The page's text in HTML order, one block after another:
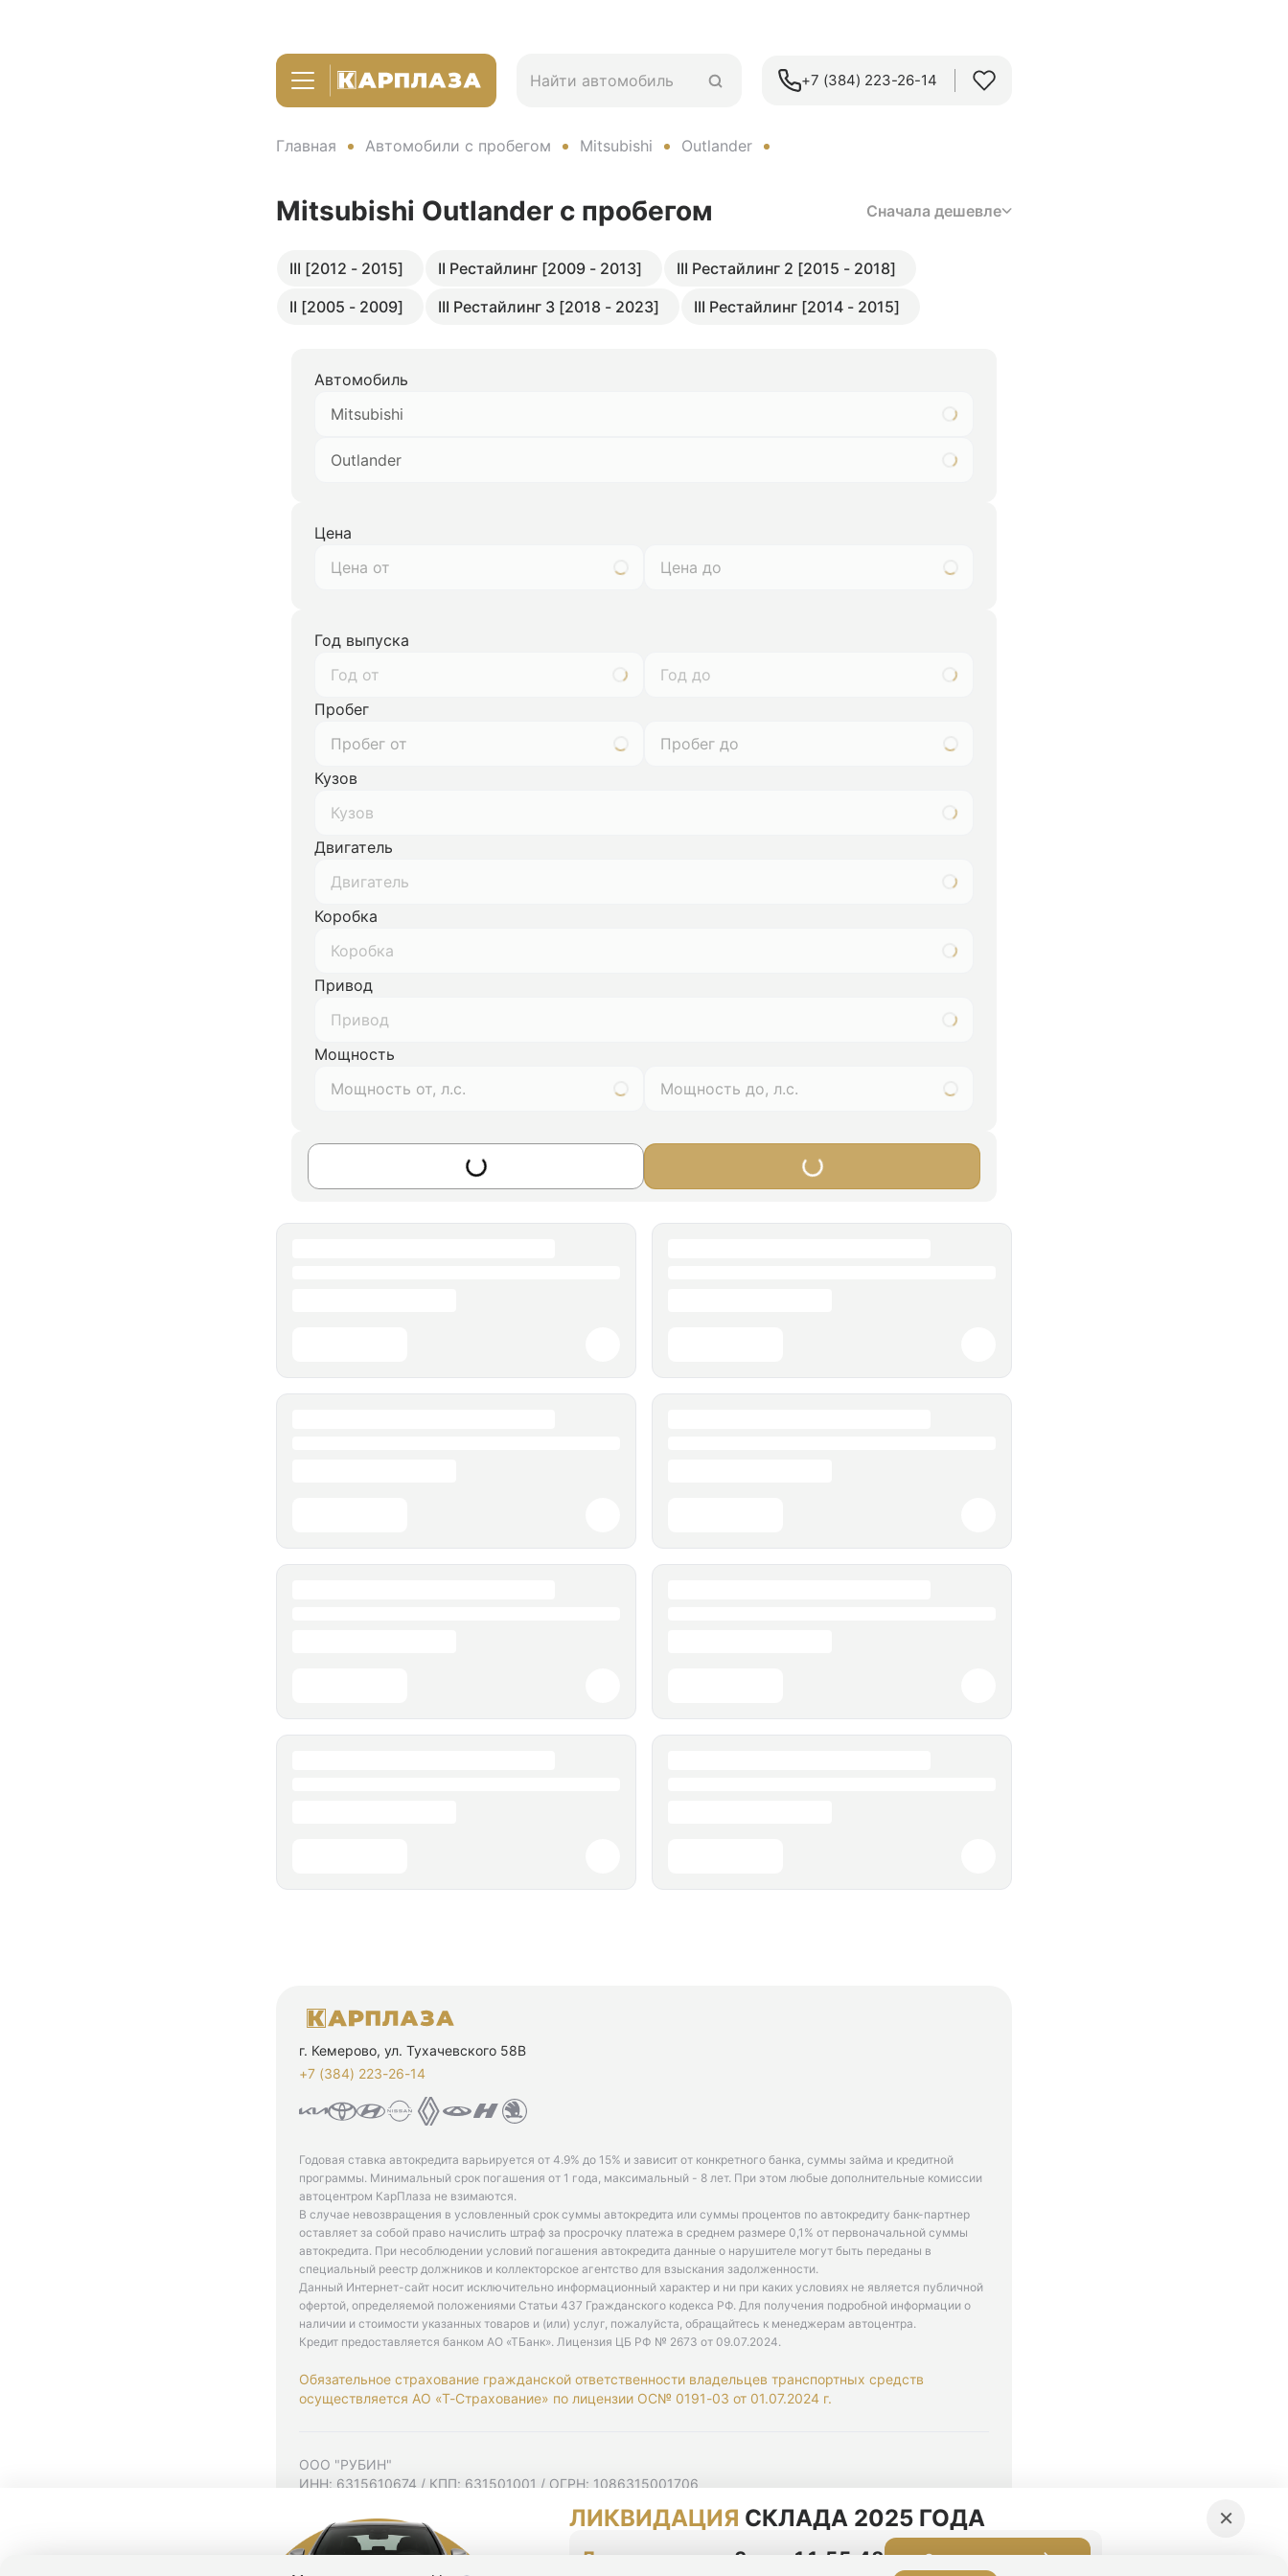
+7 (384) 223-26-14‬
Главная Автомобили с пробегом Mitsubishi Outlander
Mitsubishi Outlander с пробегом Сначала дешевле
III [2012 - 2015] II Рестайлинг [2009 - 2013]
III Рестайлинг 2 [2015 - 2018]
II [2005 - 2009]
III Рестайлинг 3 [2018 - 2023] III Рестайлинг [2014 - 2015]
Автомобиль
Mitsubishi
Outlander
Цена
Год выпуска
Год от
Год до
Пробег
Кузов
Кузов
Двигатель
Двигатель
Коробка
Коробка
Привод
Привод
Мощность
г. Кемерово, ул. Тухачевского 58В
+7 (384) 223-26-14‬
Годовая ставка автокредита варьируется от 4.9% до 15% и зависит от конкретного банка, суммы займа и кредитной
программы. Минимальный срок погашения от 1 года, максимальный - 8 лет. При этом любые дополнительные комиссии
автоцентром КарПлаза не взимаются.
В случае невозвращения в условленный срок суммы автокредита или суммы процентов по автокредиту банк-партнер
оставляет за собой право начислить штраф за просрочку платежа в среднем размере 0,1% от первоначальной суммы
автокредита. При несоблюдении условий погашения автокредита данные о нарушителе могут быть переданы в
специальный реестр должников и коллекторское агентство для взыскания задолженности.
Данный Интернет-сайт носит исключительно информационный характер и ни при каких условиях не является публичной
офертой, определяемой положениями Статьи 437 Гражданского кодекса РФ. Для получения подробной информации о
наличии и стоимости указанных товаров и (или) услуг, пожалуйста, обращайтесь к менеджерам автоцентра.
Кредит предоставляется банком АО «ТБанк». Лицензия ЦБ РФ № 2673 от 09.07.2024.
Обязательное страхование гражданской ответственности владельцев транспортных средств
осуществляется АО «Т-Страхование» по лицензии ОС№ 0191-03 от 01.07.2024 г.
ООО "РУБИН"
ИНН: 6315610674 / КПП: 631501001 / ОГРН: 1086315001706
Согласие на рекламную рассылку
Политика конфиденциальности
ЛИКВИДАЦИЯ СКЛАДА 2025 ГОДА
До конца акции 3 дня 11:55:47 Оставить заявку
×